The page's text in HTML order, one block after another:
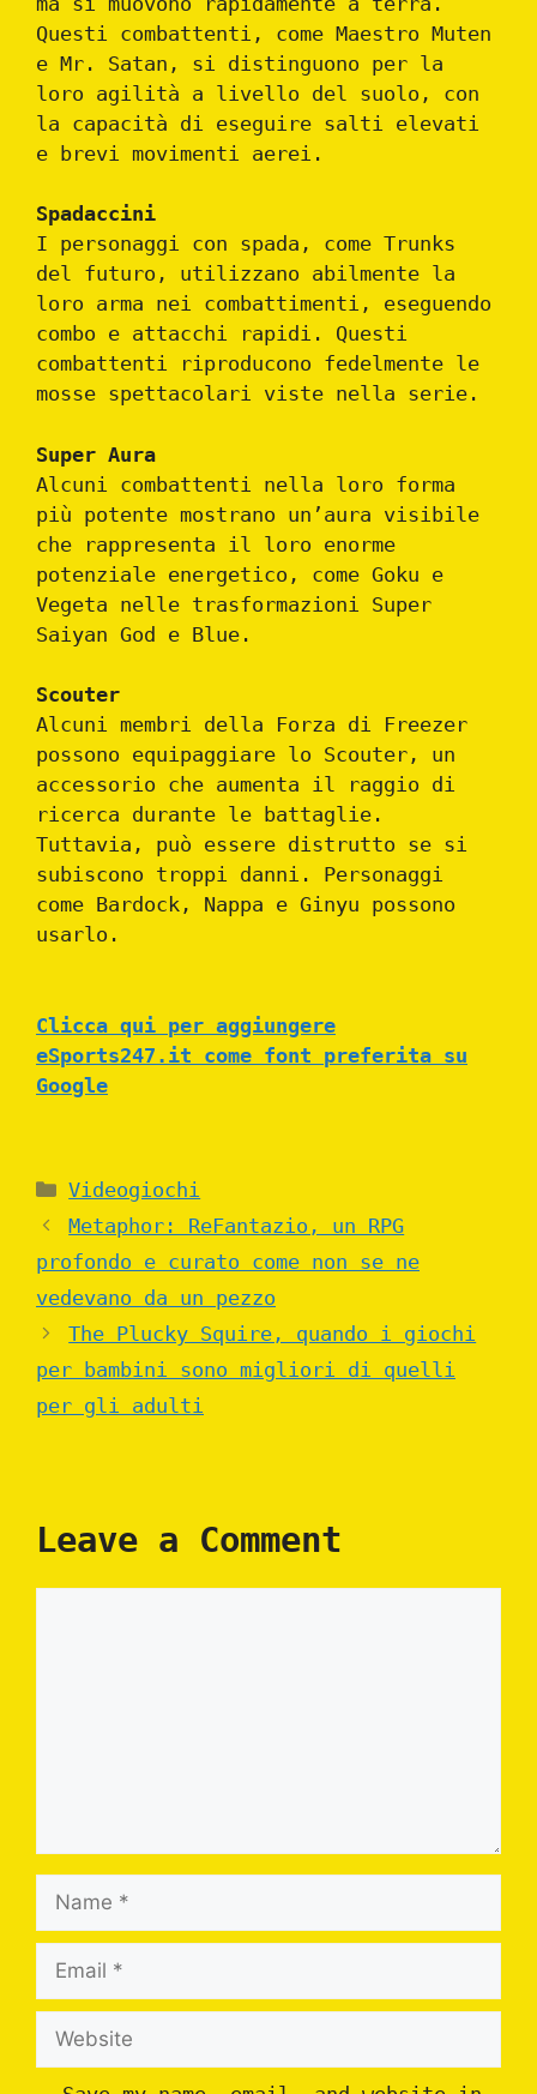
Questi combattenti, come Maestro Muten
e Mr. Satan, si distinguono per la
loro agilità a livello del suolo, con
la capacità di eseguire salti elevati
e brevi movimenti aerei.
Spadaccini
I personaggi con spada, come Trunks
del futuro, utilizzano abilmente la
loro arma nei combattimenti, eseguendo
combo e attacchi rapidi. Questi
combattenti riproducono fedelmente le
mosse spettacolari viste nella serie.
Super Aura
Alcuni combattenti nella loro forma
più potente mostrano un’aura visibile
che rappresenta il loro enorme
potenziale energetico, come Goku e
Vegeta nelle trasformazioni Super
Saiyan God e Blue.
Scouter
Alcuni membri della Forza di Freezer
possono equipaggiare lo Scouter, un
accessorio che aumenta il raggio di
ricerca durante le battaglie.
Tuttavia, può essere distrutto se si
subiscono troppi danni. Personaggi
come Bardock, Nappa e Ginyu possono
usarlo.
Clicca qui per aggiungere
eSports247.it come font preferita su
Google
Categories
Videogiochi
Metaphor: ReFantazio, un RPG
profondo e curato come non se ne
vedevano da un pezzo
The Plucky Squire, quando i giochi
per bambini sono migliori di quelli
per gli adulti
Leave a Comment